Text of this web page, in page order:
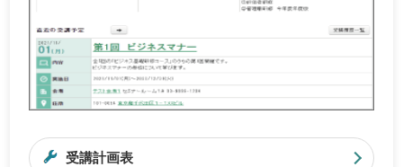
受講計画表